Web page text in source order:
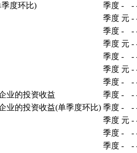
度环比)
季度 - -
季度 元 -
季度 - -
季度 元 -
季度 - -
季度 元 -
季度 - -
业的投资收益
季度 - -
业的投资收益(单季度环比) 季度 - -
季度 元 -
季度 - -
季度 - -